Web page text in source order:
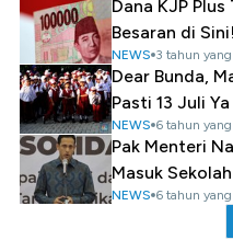
Dana KJP
Besaran di Sini!
NEWS 3 tahun
Dear Bunda,
Pasti 13 Juli Ya
NEWS 6 tahun
Pak Menteri
Masuk
NEWS 6 tahun